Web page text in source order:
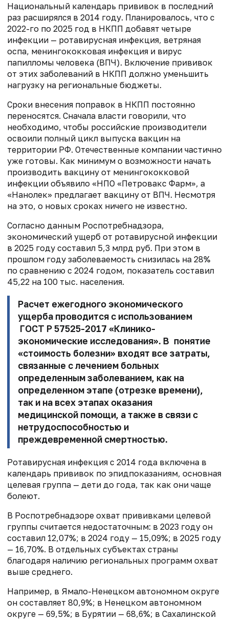
Национальный календарь прививок в последний
раз расширялся в 2014 году. Планировалось, что с
2022-го по 2025 год в НКПП добавят четыре
инфекции — ротавирусная инфекция, ветряная
оспа, менингококковая инфекция и вирус
папилломы человека (ВПЧ). Включение прививок
от этих заболеваний в НКПП должно уменьшить
нагрузку на региональные бюджеты.
Сроки внесения поправок в НКПП постоянно
переносятся. Сначала власти говорили, что
необходимо, чтобы российские производители
освоили полный цикл выпуска вакцин на
территории РФ. Отечественные компании частично
уже готовы. Как минимум о возможности начать
производить вакцину от менингококковой
инфекции объявило «НПО «Петровакс Фарм», а
«Нанолек» предлагает вакцину от ВПЧ. Несмотря
на это, о новых сроках ничего не известно.
Согласно данным Роспотребнадзора,
экономический ущерб от ротавирусной инфекции
в 2025 году составил 5,3 млрд руб. При этом в
прошлом году заболеваемость снизилась на 28%
по сравнению с 2024 годом, показатель составил
45,22 на 100 тыс. населения.
Расчет ежегодного экономического
ущерба проводится с использованием
ГОСТ Р 57525-2017 «Клинико-
экономические исследования». В понятие
«стоимость болезни» входят все затраты,
связанные с лечением больных
определенным заболеванием, как на
определенном этапе (отрезке времени),
так и на всех этапах оказания
медицинской помощи, а также в связи с
нетрудоспособностью и
преждевременной смертностью.
Ротавирусная инфекция с 2014 года включена в
календарь прививок по эпидпоказаниям, основная
целевая группа — дети до года, так как они чаще
болеют.
В Роспотребнадзоре охват прививками целевой
группы считается недостаточным: в 2023 году он
составил 12,07%; в 2024 году — 15,09%; в 2025 году
— 16,70%. В отдельных субъектах страны
благодаря наличию региональных программ охват
выше среднего.
Например, в Ямало-Ненецком автономном округе
он составляет 80,9%; в Ненецком автономном
округе — 69,5%; в Бурятии — 68,6%; в Сахалинской